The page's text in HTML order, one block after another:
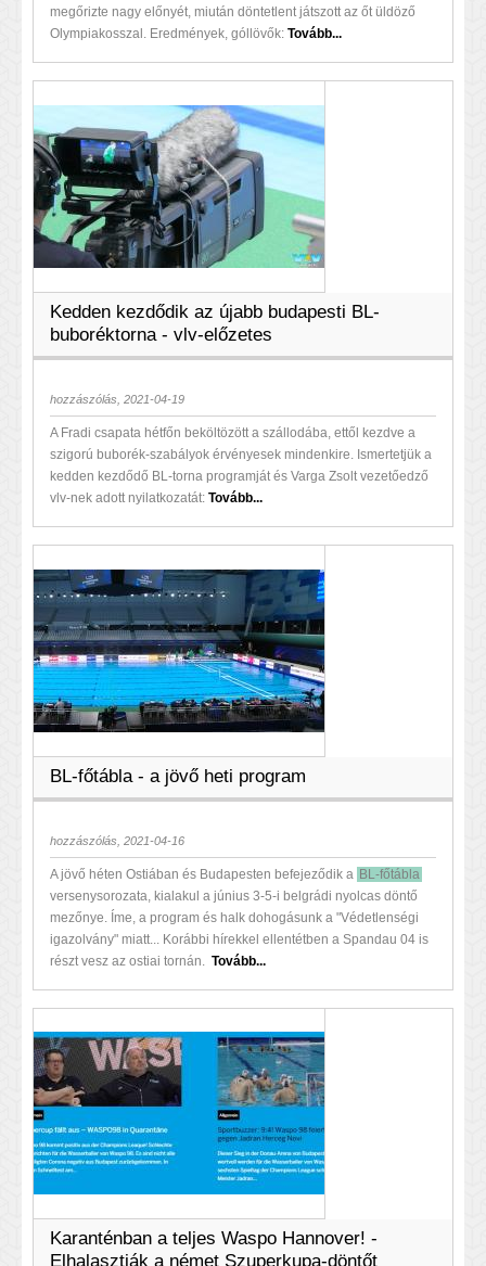
megőrizte nagy előnyét, miután döntetlent játszott az őt üldöző
Olympiakosszal. Eredmények, góllövők: Tovább...
Kedden kezdődik az újabb budapesti BL-
buboréktorna - vlv-előzetes
hozzászólás, 2021-04-19
A Fradi csapata hétfőn beköltözött a szállodába, ettől kezdve a
szigorú buborék-szabályok érvényesek mindenkire. Ismertetjük a
kedden kezdődő BL-torna programját és Varga Zsolt vezetőedző
vlv-nek adott nyilatkozatát: Tovább...
BL-főtábla - a jövő heti program
hozzászólás, 2021-04-16
A jövő héten Ostiában és Budapesten befejeződik a BL-főtábla
versenysorozata, kialakul a június 3-5-i belgrádi nyolcas döntő
mezőnye. Íme, a program és halk dohogásunk a "Védetlenségi
igazolvány" miatt... Korábbi hírekkel ellentétben a Spandau 04 is
részt vesz az ostiai tornán. Tovább...
Karanténban a teljes Waspo Hannover! -
Elhalasztják a német Szuperkupa-döntőt